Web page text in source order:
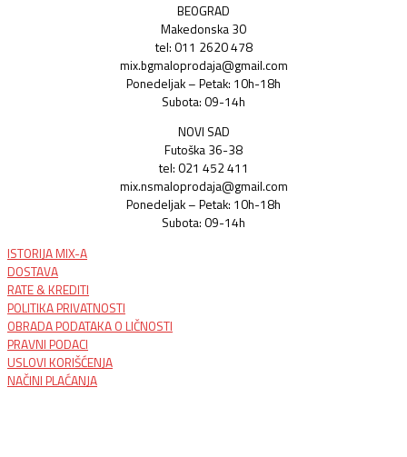
BEOGRAD
Makedonska 30
tel: 011 2620 478
mix.bgmaloprodaja@gmail.com
Ponedeljak – Petak: 10h-18h
Subota: 09-14h
NOVI SAD
Futoška 36-38
tel: 021 452 411
mix.nsmaloprodaja@gmail.com
Ponedeljak – Petak: 10h-18h
Subota: 09-14h
ISTORIJA MIX-A
DOSTAVA
RATE & KREDITI
POLITIKA PRIVATNOSTI
OBRADA PODATAKA O LIČNOSTI
PRAVNI PODACI
USLOVI KORIŠĆENJA
NAČINI PLAĆANJA